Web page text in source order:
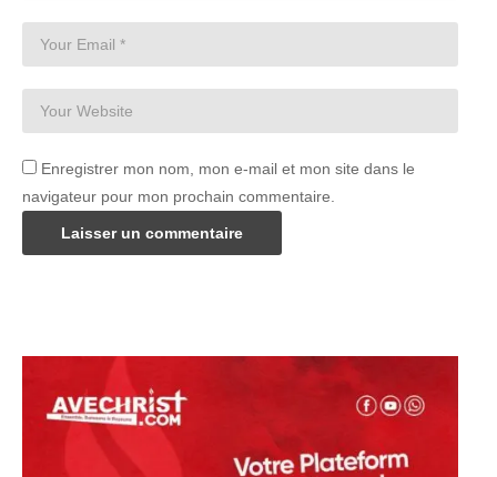
Enregistrer mon nom, mon e-mail et mon site dans le
navigateur pour mon prochain commentaire.